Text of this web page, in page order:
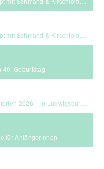
Schmand & Kirschtomaten
40. Geburtstag
Ludwigsburg, Stuttgart & Umgebung
für Anfängerinnen